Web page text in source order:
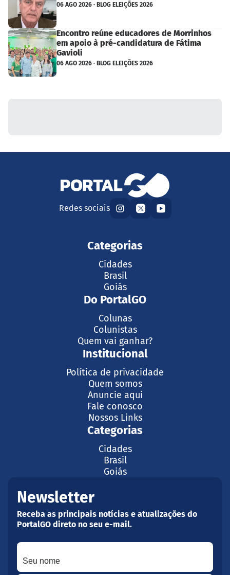
06 AGO 2026 · BLOG ELEIÇÕES 2026
Encontro reúne educadores de Morrinhos
em apoio à pré-candidatura de Fátima
Gavioli
06 AGO 2026 · BLOG ELEIÇÕES 2026
Redes sociais
Categorias
Cidades
Brasil
Goiás
Do PortalGO
Colunas
Colunistas
Quem vai ganhar?
Institucional
Política de privacidade
Quem somos
Anuncie aqui
Fale conosco
Nossos Links
Categorias
Cidades
Brasil
Goiás
Newsletter
Receba as principais notícias e atualizações do
PortalGO direto no seu e-mail.
Seu nome